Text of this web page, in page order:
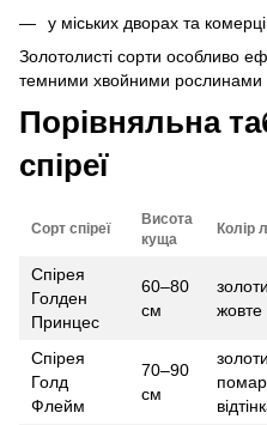
у міських дворах та
Золотолисті сорти особливо
темними хвойними
Порівняльна
спіреї
Сорт спіреї
Висота
куща
Колір
Спірея
Голден
Принцес
60–80
см
жовте
Спірея
Голд
Флейм
70–90
см